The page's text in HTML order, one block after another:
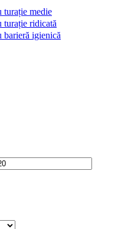
turație medie
turație ridicată
barieră igienică